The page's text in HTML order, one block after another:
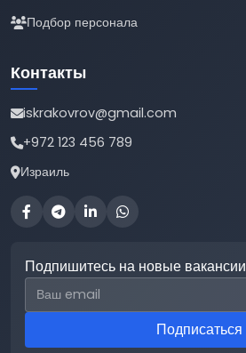
Подбор персонала
Контакты
iskrakovrov@gmail.com
+972 123 456 789
Израиль
Подпишитесь на новые вакансии
Email для подписки
Подписаться